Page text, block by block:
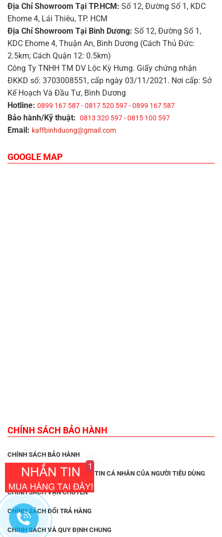
Địa Chỉ Showroom Tại TP.HCM: Số 12, Đường Số 1, KDC
Ehome 4, Lái Thiêu, TP. HCM
Địa Chỉ Showroom Tại Bình Dương: Số 12, Đường Số 1,
KDC Ehome 4, Thuận An, Bình Dương (Cách Thủ Đức:
2.5km; Cách Quận 12: 0.5km)
Công Ty TNHH TM DV Lộc Kỳ Hưng. Giấy chứng nhận
ĐKKD số: 3703008551, cấp ngày 03/11/2021. Nơi cấp: Sở
Kế Hoạch Và Đầu Tư, Bình Dương
Hotline: 0899 167 587 - 0817 520 597 - 0899 167 587
Bảo hành/Kỹ thuật: 0813 320 597 - 0815 100 597
Email: kaffbinhduong@gmail.com
GOOGLE MAP
CHÍNH SÁCH BẢO HÀNH
CHÍNH SÁCH BẢO HÀNH
CHÍNH SÁCH BẢO VỆ THÔNG TIN CÁ NHÂN CỦA NGƯỜI TIÊU DÙNG
CHÍNH SÁCH VẬN CHUYỂN
CHÍNH SÁCH ĐỔI TRẢ HÀNG
CHÍNH SÁCH VÀ QUY ĐỊNH CHUNG
1